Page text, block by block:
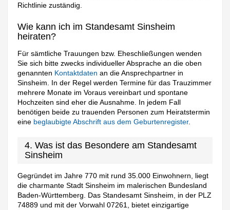
Richtlinie zuständig.
Wie kann ich im Standesamt Sinsheim
heiraten?
Für sämtliche Trauungen bzw. Eheschließungen wenden
Sie sich bitte zwecks individueller Absprache an die oben
genannten Kontaktdaten an die Ansprechpartner in
Sinsheim. In der Regel werden Termine für das Trauzimmer
mehrere Monate im Voraus vereinbart und spontane
Hochzeiten sind eher die Ausnahme. In jedem Fall
benötigen beide zu trauenden Personen zum Heiratstermin
eine beglaubigte Abschrift aus dem Geburtenregister.
4. Was ist das Besondere am Standesamt
Sinsheim
Gegründet im Jahre 770 mit rund 35.000 Einwohnern, liegt
die charmante Stadt Sinsheim im malerischen Bundesland
Baden-Württemberg. Das Standesamt Sinsheim, in der PLZ
74889 und mit der Vorwahl 07261, bietet einzigartige